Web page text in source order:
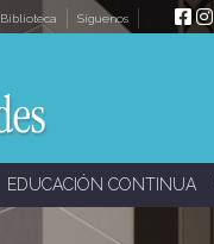
Biblioteca Síguenos
EDUCACIÓN CONTINUA